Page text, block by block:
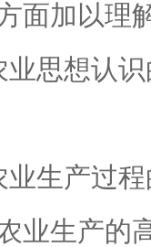
面加以理
想认识
产过程
业生产的